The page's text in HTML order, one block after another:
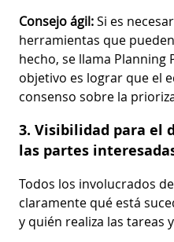
Consejo ágil:Si es
herramientas que
hecho, se llama Planning
objetivo es lograr que el
consenso sobre la
3. Visibilidad para el
las partes
Todos los involucrados
claramente qué está
y quién realiza las tareas